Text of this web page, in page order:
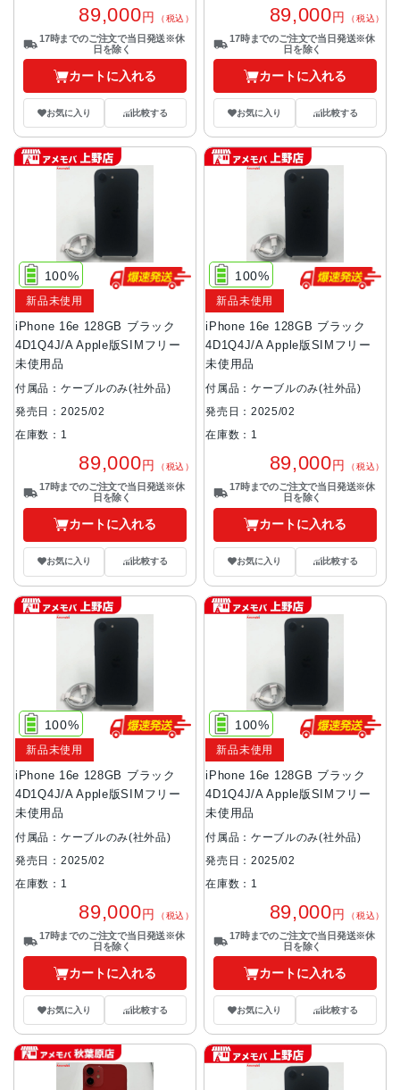
89,000円 （税込）
17時までのご注文で当日発送※休
日を除く
カートに入れる
お気に入り 比較する
89,000円 （税込）
17時までのご注文で当日発送※休
日を除く
カートに入れる
お気に入り 比較する
iPhone 16e 128GB ブラック
4D1Q4J/A Apple版SIMフリー
未使用品
100%
新品未使用
付属品：ケーブルのみ(社外品)
発売日：2025/02
在庫数：1
89,000円 （税込）
17時までのご注文で当日発送※休
日を除く
カートに入れる
お気に入り 比較する
iPhone 16e 128GB ブラック
4D1Q4J/A Apple版SIMフリー
未使用品
100%
新品未使用
付属品：ケーブルのみ(社外品)
発売日：2025/02
在庫数：1
89,000円 （税込）
17時までのご注文で当日発送※休
日を除く
カートに入れる
お気に入り 比較する
iPhone 16e 128GB ブラック
4D1Q4J/A Apple版SIMフリー
未使用品
100%
新品未使用
付属品：ケーブルのみ(社外品)
発売日：2025/02
在庫数：1
89,000円 （税込）
17時までのご注文で当日発送※休
日を除く
カートに入れる
お気に入り 比較する
iPhone 16e 128GB ブラック
4D1Q4J/A Apple版SIMフリー
未使用品
100%
新品未使用
付属品：ケーブルのみ(社外品)
発売日：2025/02
在庫数：1
89,000円 （税込）
17時までのご注文で当日発送※休
日を除く
カートに入れる
お気に入り 比較する